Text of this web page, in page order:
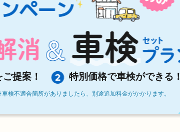
提案！ 特別価格で車検ができる！
不適合箇所がありましたら、別途追加料金がかかります。